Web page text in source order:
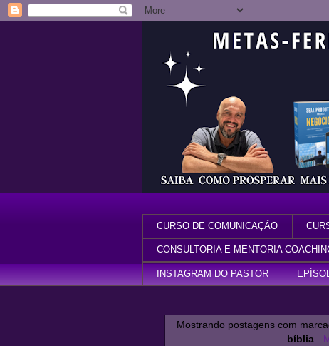
CURSO DE COMUNICAÇÃO
CONSULTORIA E MENTORIA
INSTAGRAM DO PASTOR
Mostrando postagens com
bíblia.